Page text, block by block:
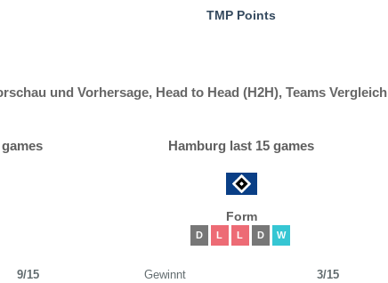
TMP Points
und Vorhersage, Head to Head (H2H), Teams Vergleich
9/15
Hamburg last 15 games
Form
D L L D W
Gewinnt 3/15